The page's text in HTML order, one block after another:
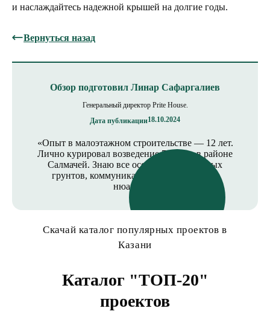
и наслаждайтесь надежной крышей на долгие годы.
Вернуться назад
Обзор подготовил Линар Сафаргалиев
Генеральный директор Prite House.
Дата публикации18.10.2024
«Опыт в малоэтажном строительстве — 12 лет.
Лично курировал возведение 7 домов в районе
Салмачей. Знаю все особенности местных
грунтов, коммуникаций и юридических
нюансов».
Скачай каталог популярных проектов в
Казани
Каталог "ТОП-20"
проектов